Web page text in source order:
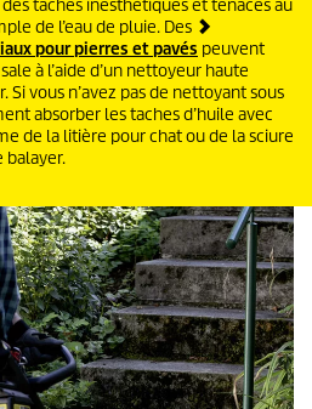
taches inesthétiques et tenaces au
de l’eau de pluie. Des
pour pierres et pavés peuvent
à l’aide d’un nettoyeur haute
Si vous n’avez pas de nettoyant sous
absorber les taches d’huile avec
de la litière pour chat ou de la sciure
balayer.